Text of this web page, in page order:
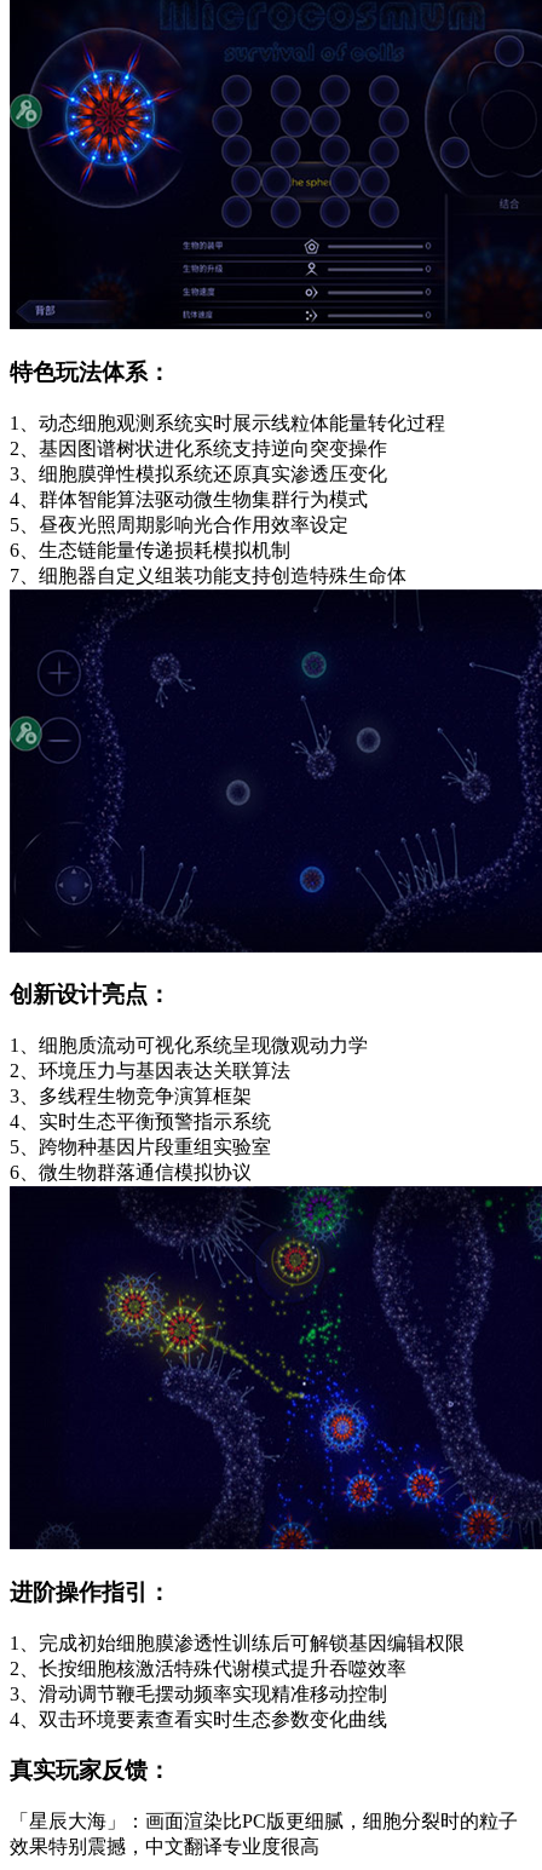
特色玩法体系：
1、动态细胞观测系统实时展示线粒体能量转化过程
2、基因图谱树状进化系统支持逆向突变操作
3、细胞膜弹性模拟系统还原真实渗透压变化
4、群体智能算法驱动微生物集群行为模式
5、昼夜光照周期影响光合作用效率设定
6、生态链能量传递损耗模拟机制
7、细胞器自定义组装功能支持创造特殊生命体
创新设计亮点：
1、细胞质流动可视化系统呈现微观动力学
2、环境压力与基因表达关联算法
3、多线程生物竞争演算框架
4、实时生态平衡预警指示系统
5、跨物种基因片段重组实验室
6、微生物群落通信模拟协议
进阶操作指引：
1、完成初始细胞膜渗透性训练后可解锁基因编辑权限
2、长按细胞核激活特殊代谢模式提升吞噬效率
3、滑动调节鞭毛摆动频率实现精准移动控制
4、双击环境要素查看实时生态参数变化曲线
真实玩家反馈：
「星辰大海」：画面渲染比PC版更细腻，细胞分裂时的粒子
效果特别震撼，中文翻译专业度很高